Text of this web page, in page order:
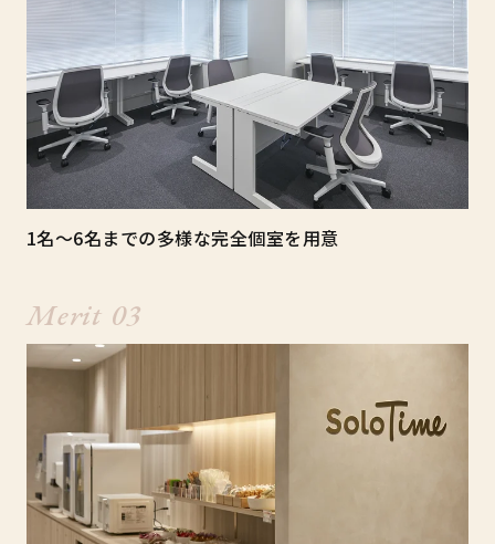
1名～6名までの多様な完全個室を用意
Merit 03